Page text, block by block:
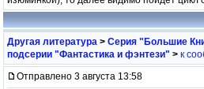
Другая литература > Серия "Большие
подсерии "Фантастика и фэнтези" > к
Отправлено 3 августа 13:58